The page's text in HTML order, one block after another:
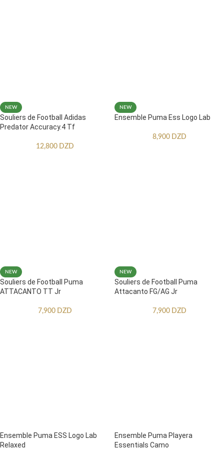
NEW
Souliers de Football Adidas
Predator Accuracy.4 Tf
12,800 DZD
NEW
Ensemble Puma Ess Logo Lab
8,900 DZD
NEW
Souliers de Football Puma
ATTACANTO TT Jr
7,900 DZD
NEW
Souliers de Football Puma
Attacanto FG/AG Jr
7,900 DZD
Ensemble Puma ESS Logo Lab
Relaxed
Ensemble Puma Playera
Essentials Camo